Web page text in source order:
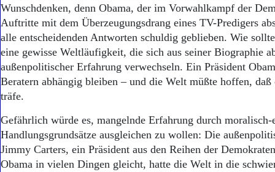
Wunschdenken, denn Obama, der im Vorwahlkampf der
Auftritte mit dem Überzeugungsdrang eines TV-Predigers
alle entscheidenden Antworten schuldig geblieben. Wie
eine gewisse Weltläufigkeit, die sich aus seiner Biographie
außenpolitischer Erfahrung verwechseln. Ein Präsident
Beratern abhängig bleiben – und die Welt müßte hoffen, daß
träfe.
Gefährlich würde es, mangelnde Erfahrung durch moralisch-
Handlungsgrundsätze ausgleichen zu wollen: Die
Jimmy Carters, ein Präsident aus den Reihen der
Obama in vielen Dingen gleicht, hatte die Welt in die